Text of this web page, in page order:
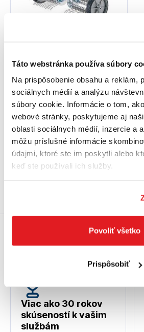
Táto webstránka používa súbory
Na prispôsobenie obsahu a reklám,
sociálnych médií a analýzu
súbory cookie. Informácie o tom,
webové stránky, poskytujeme aj
oblasti sociálnych médií, inzercie a
môžu príslušné informácie
údajmi, ktoré ste im poskytli alebo
keď ste používali ich služby.
Povoliť všetko
Prispôsobiť
odstraňovač machov -
46017404601
299 ,00 €
249 ,00 €
202,44 €bez DPH
3 dni
Do košíka
Prečo práve my?
Viac ako 30 rokov
skúseností k vašim
službám